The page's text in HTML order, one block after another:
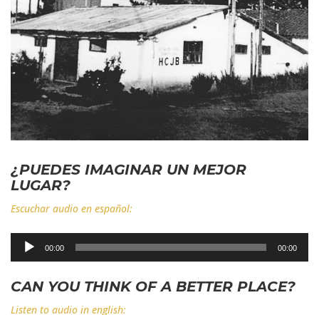
¿PUEDES IMAGINAR UN MEJOR
LUGAR?
Escuchar audio en español:
Reproductor
00:00 00:00
CAN YOU THINK OF A BETTER PLACE?
Listen to audio in english: